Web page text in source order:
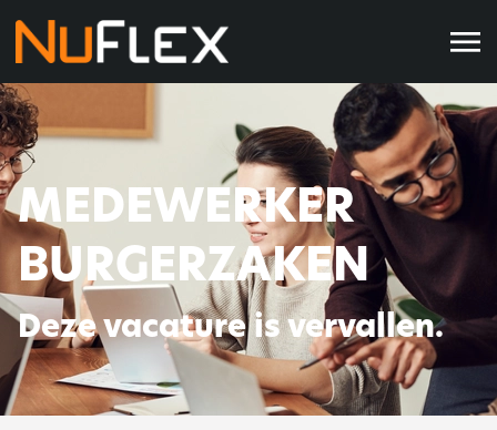
MEDEWERKER
BURGERZAKEN
Deze vacature is vervallen.